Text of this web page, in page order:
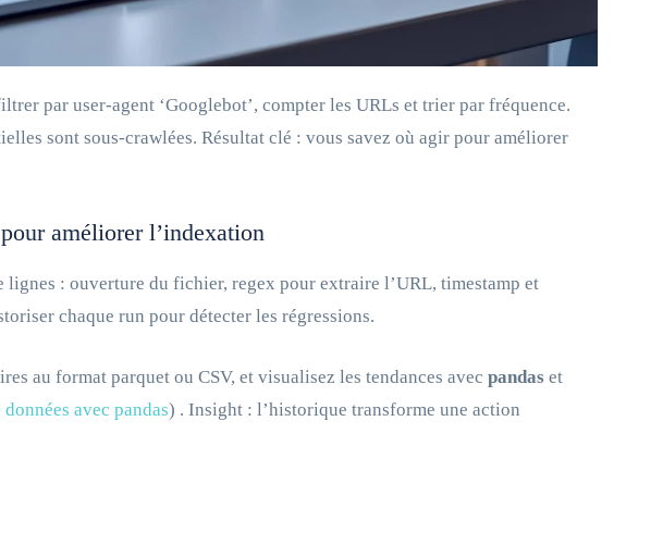
par user‑agent ‘Googlebot’, compter les URLs et trier par fréquence.
sont sous‑crawlées. Résultat clé : vous savez où agir pour améliorer
améliorer l’indexation
lignes : ouverture du fichier, regex pour extraire l’URL, timestamp et
chaque run pour détecter les régressions.
au format parquet ou CSV, et visualisez les tendances avec pandas et
avec pandas) . Insight : l’historique transforme une action